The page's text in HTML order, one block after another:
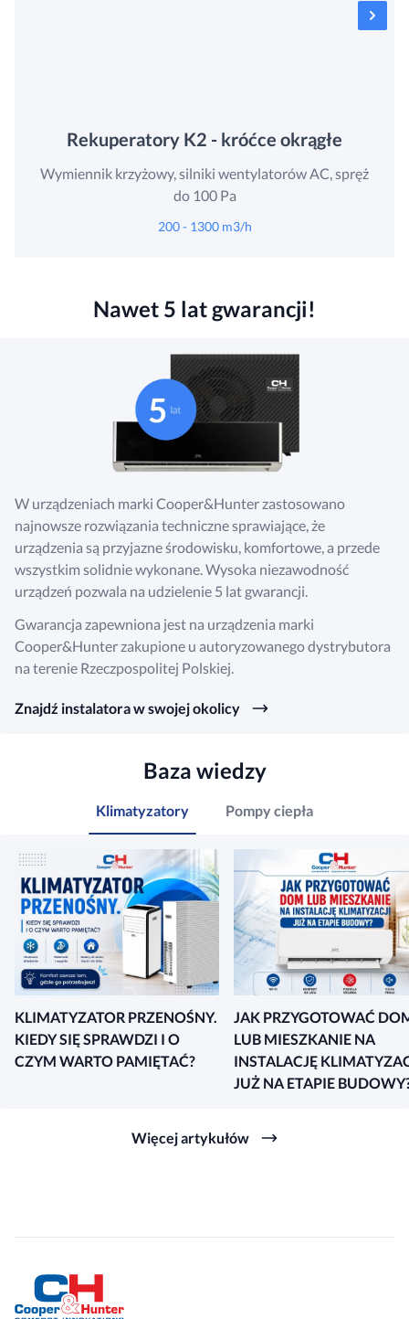
Rekuperatory K2 - króćce okrągłe
Wymiennik krzyżowy, silniki wentylatorów AC, spręż
do 100 Pa
200 - 1300 m3/h
Nawet 5 lat gwarancji!
W urządzeniach marki Cooper&Hunter zastosowano
najnowsze rozwiązania techniczne sprawiające, że
urządzenia są przyjazne środowisku, komfortowe, a przede
wszystkim solidnie wykonane. Wysoka niezawodność
urządzeń pozwala na udzielenie 5 lat gwarancji.
Gwarancja zapewniona jest na urządzenia marki
Cooper&Hunter zakupione u autoryzowanego dystrybutora
na terenie Rzeczpospolitej Polskiej.
Znajdź instalatora w swojej okolicy
Baza wiedzy
Klimatyzatory Pompy ciepła
KLIMATYZATOR PRZENOŚNY.
KIEDY SIĘ SPRAWDZI I O
CZYM WARTO PAMIĘTAĆ?
JAK PRZYGOTOWAĆ
LUB MIESZKANIE NA
INSTALACJĘ
JUŻ NA ETAPIE
Więcej artykułów